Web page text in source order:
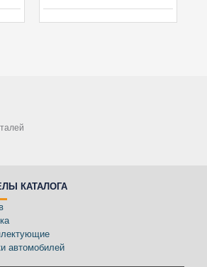
КАТАЛОГА
автомобилей